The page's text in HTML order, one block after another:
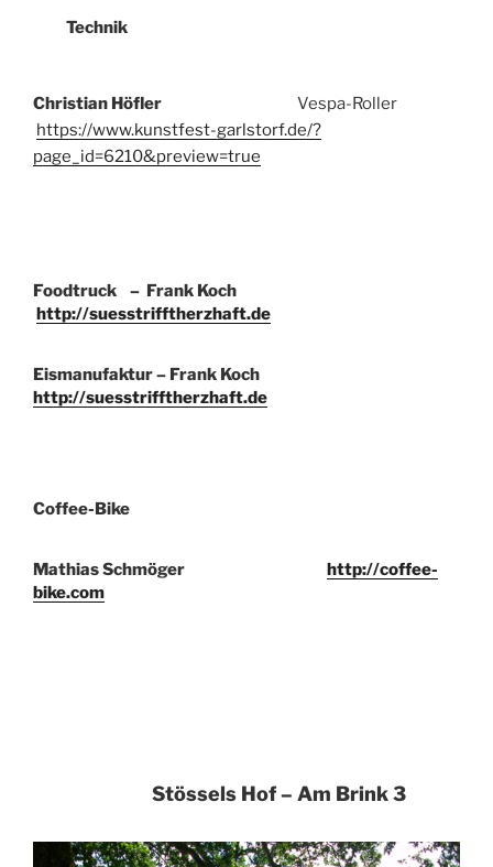
Technik
Christian Höfler
Vespa-Roller
https://www.kunstfest-garlstorf.de/?
page_id=6210&preview=true
Foodtruck – Frank Koch
http://suesstrifftherzhaft.de
Eismanufaktur – Frank Koch
http://suesstrifftherzhaft.de
Coffee-Bike
Mathias Schmöger http://coffee-
bike.com
Stössels Hof – Am Brink 3